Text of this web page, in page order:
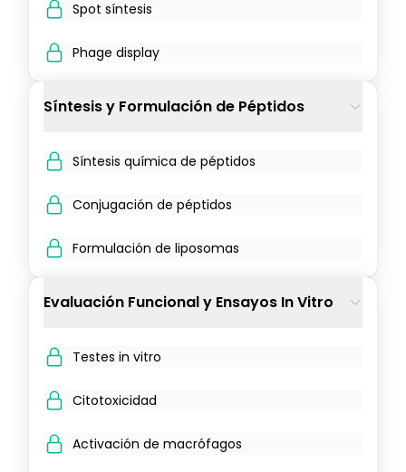
Spot síntesis
Phage display
Síntesis y Formulación de Péptidos
Síntesis química de péptidos
Conjugación de péptidos
Formulación de liposomas
Evaluación Funcional y Ensayos In Vitro
Testes in vitro
Citotoxicidad
Activación de macrófagos